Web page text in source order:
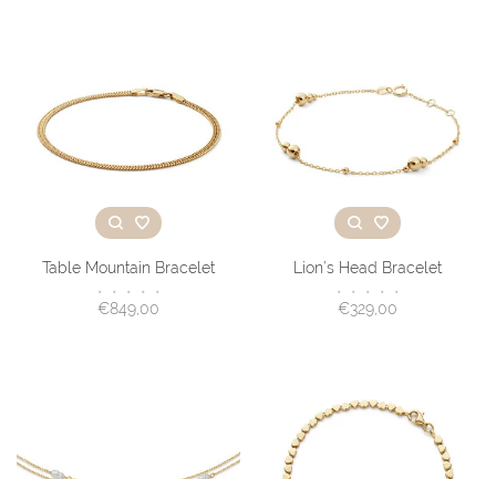
Table Mountain Bracelet
• • • • •
€849,00
Lion’s Head Bracelet
• • • • •
€329,00